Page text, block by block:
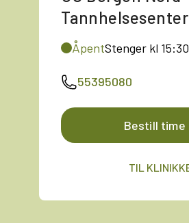
Tannhelsesenter
ÅpentStenger kl 15:30
55395080
Bestill time
TIL